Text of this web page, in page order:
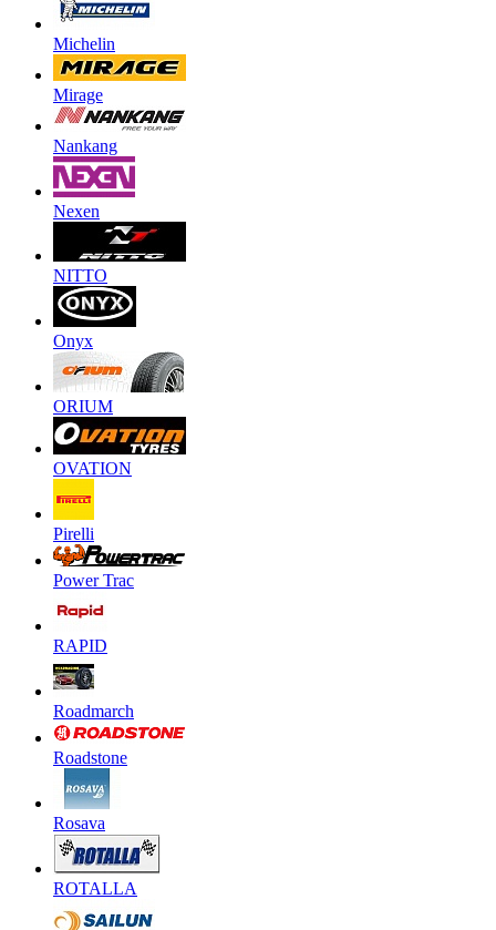
Michelin
Mirage
Nankang
Nexen
NITTO
Onyx
ORIUM
OVATION
Pirelli
Power Trac
RAPID
Roadmarch
Roadstone
Rosava
ROTALLA